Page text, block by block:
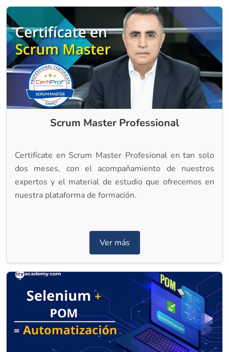
Scrum Master Professional
Certifícate en Scrum Master Profesional en tan solo
dos meses, con el acompañamiento de nuestros
expertos y el material de estudio que ofrecemos en
nuestra plataforma de formación.
Ver más